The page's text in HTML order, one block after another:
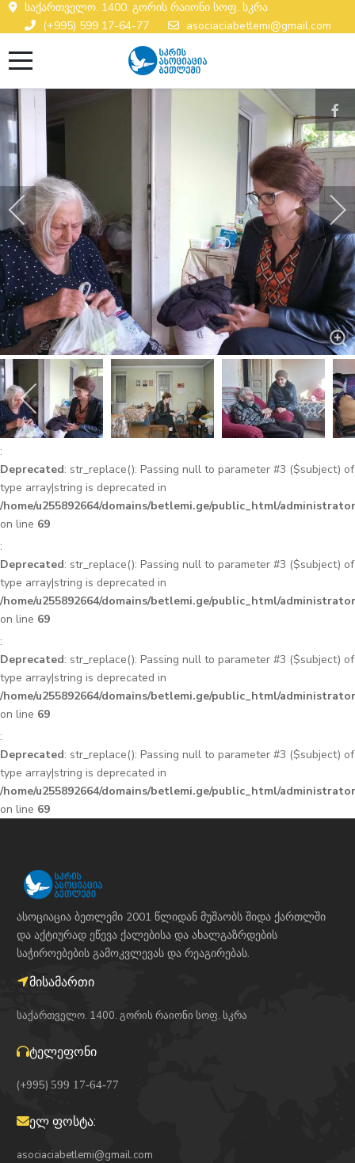
საქართველო. 1400. გორის რაიონი სოფ. სკრა
(+995) 599 17-64-77
asociaciabetlemi@gmail.com
:
Deprecated: str_replace(): Passing null to parameter #3 ($subject) of
type array|string is deprecated in
/home/u255892664/domains/betlemi.ge/public_html/
on line 69
:
Deprecated: str_replace(): Passing null to parameter #3 ($subject) of
type array|string is deprecated in
/home/u255892664/domains/betlemi.ge/public_html/
on line 69
:
Deprecated: str_replace(): Passing null to parameter #3 ($subject) of
type array|string is deprecated in
/home/u255892664/domains/betlemi.ge/public_html/
on line 69
:
Deprecated: str_replace(): Passing null to parameter #3 ($subject) of
type array|string is deprecated in
/home/u255892664/domains/betlemi.ge/public_html/
on line 69
ასოციაცია ბეთლემი 2001 წლიდან მუშაობს შიდა ქართლში
და აქტიურად ეწევა ქალებისა და ახალგაზრდების
საჭიროებების გამოკვლევას და რეაგირებას.
მისამართი
საქართველო. 1400. გორის რაიონი სოფ. სკრა
ტელეფონი
(+995) 599 17-64-77
ელ ფოსტა:
asociaciabetlemi@gmail.com